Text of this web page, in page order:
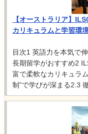
【オーストラリア】
カリキュラムと学習環
目次1 英語力を本気で
長期留学がおすすめ2
富で柔軟なカリキュラ
制”で学びが深まる2.3